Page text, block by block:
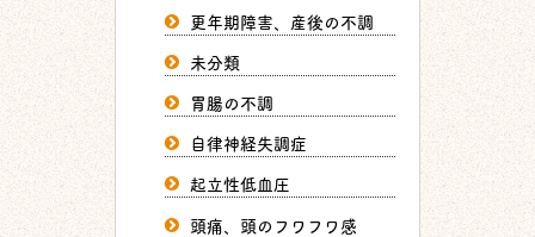
更年期障害、産後の不調
未分類
胃腸の不調
自律神経失調症
起立性低血圧
頭痛、頭のフワフワ感